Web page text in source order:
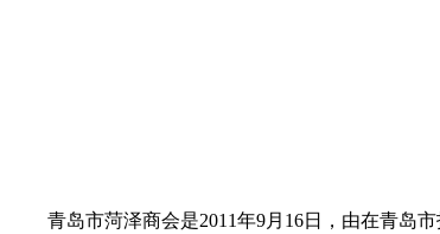
青岛市菏泽商会是2011年9月16日，由在青岛